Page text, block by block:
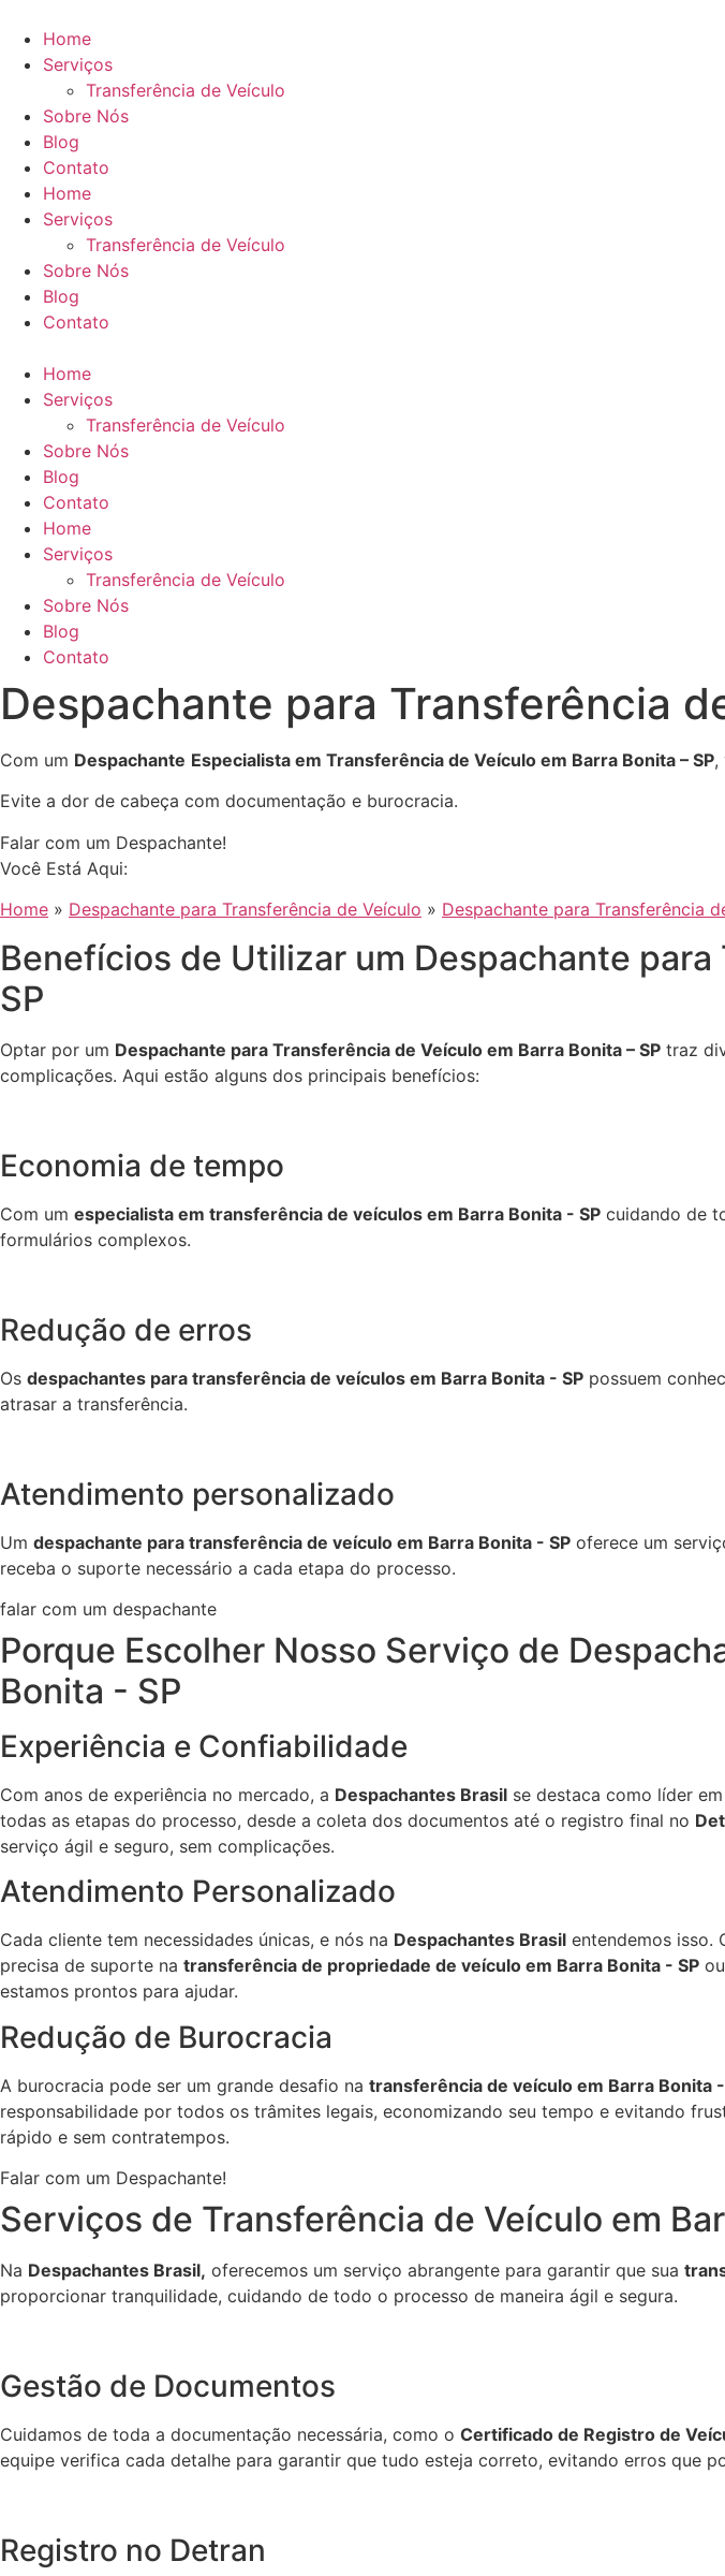
para
conteúdo
Home
Serviços
Transferência de Veículo
Sobre Nós
Blog
Contato
Home
Serviços
Transferência de Veículo
Sobre Nós
Blog
Contato
Home
Serviços
Transferência de Veículo
Sobre Nós
Blog
Contato
Home
Serviços
Transferência de Veículo
Sobre Nós
Blog
Contato
Despachante para Transferência
Com um Despachante Especialista em Transferência de Veículo em Barra Bonita – SP,
Evite a dor de cabeça com documentação e burocracia.
Falar com um Despachante!
Você Está Aqui:
Home » Despachante para Transferência de Veículo » Despachante para Transferência
Benefícios de Utilizar um Despachante
SP
Optar por um Despachante para Transferência de Veículo em Barra Bonita – SP traz
complicações. Aqui estão alguns dos principais benefícios:
Economia de tempo
Com um especialista em transferência de veículos em Barra Bonita - SP cuidando de
formulários complexos.
Redução de erros
Os despachantes para transferência de veículos em Barra Bonita - SP possuem
atrasar a transferência.
Atendimento personalizado
Um despachante para transferência de veículo em Barra Bonita - SP oferece um
receba o suporte necessário a cada etapa do processo.
falar com um despachante
Porque Escolher Nosso Serviço de
Bonita - SP
Experiência e Confiabilidade
Com anos de experiência no mercado, a Despachantes Brasil se destaca como líder em
todas as etapas do processo, desde a coleta dos documentos até o registro final no
serviço ágil e seguro, sem complicações.
Atendimento Personalizado
Cada cliente tem necessidades únicas, e nós na Despachantes Brasil entendemos isso.
precisa de suporte na transferência de propriedade de veículo em Barra Bonita - SP
estamos prontos para ajudar.
Redução de Burocracia
A burocracia pode ser um grande desafio na transferência de veículo em Barra Bonita -
responsabilidade por todos os trâmites legais, economizando seu tempo e evitando
rápido e sem contratempos.
Falar com um Despachante!
Serviços de Transferência de Veículo em
Na Despachantes Brasil, oferecemos um serviço abrangente para garantir que sua
proporcionar tranquilidade, cuidando de todo o processo de maneira ágil e segura.
Gestão de Documentos
Cuidamos de toda a documentação necessária, como o Certificado de Registro de
equipe verifica cada detalhe para garantir que tudo esteja correto, evitando erros que
Registro no Detran